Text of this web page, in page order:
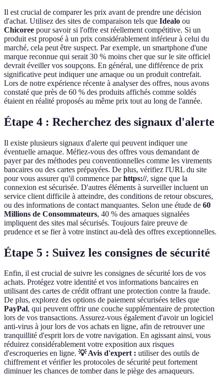
Il est crucial de comparer les prix avant de prendre une décision
d'achat. Utilisez des sites de comparaison tels que Idealo ou
Chicoree pour savoir si l'offre est réellement compétitive. Si un
produit est proposé à un prix considérablement inférieur à celui du
marché, cela peut être suspect. Par exemple, un smartphone d'une
marque reconnue qui serait 30 % moins cher que sur le site officiel
devrait éveiller vos soupçons. En général, une différence de prix
significative peut indiquer une arnaque ou un produit contrefait.
Lors de notre expérience récente à analyser des offres, nous avons
constaté que près de 60 % des produits affichés comme soldés
étaient en réalité proposés au même prix tout au long de l'année.
Étape 4 : Recherchez des signaux d'alerte
Il existe plusieurs signaux d'alerte qui peuvent indiquer une
éventuelle arnaque. Méfiez-vous des offres vous demandant de
payer par des méthodes peu conventionnelles comme les virements
bancaires ou des cartes prépayées. De plus, vérifiez l'URL du site
pour vous assurer qu'il commence parhttps://, signe que la
connexion est sécurisée. D'autres éléments à surveiller incluent un
service client difficile à atteindre, des conditions de retour obscures,
ou des informations de contact manquantes. Selon une étude de 60
Millions de Consommateurs, 40 % des arnaques signalées
impliquent des sites mal sécurisés. Toujours faire preuve de
prudence et se fier à votre instinct au-delà des offres exceptionnelles.
Étape 5 : Suivez les consignes de sécurité
Enfin, il est crucial de suivre les consignes de sécurité lors de vos
achats. Protégez votre identité et vos informations bancaires en
utilisant des cartes de crédit offrant une protection contre la fraude.
De plus, explorez des options de paiement sécurisées telles que
PayPal, qui peuvent offrir une couche supplémentaire de protection
lors de vos transactions. Assurez-vous également d'avoir un logiciel
anti-virus à jour lors de vos achats en ligne, afin de retrouver une
tranquillité d'esprit lors de votre navigation. En agissant ainsi, vous
réduirez considérablement votre exposition aux risques
d'escroqueries en ligne. 💡 Avis d'expert : utiliser des outils de
chiffrement et vérifier les protocoles de sécurité peut fortement
diminuer les chances de tomber dans le piège des arnaqueurs.